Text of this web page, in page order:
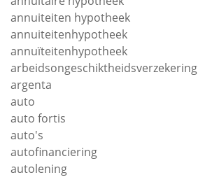
annuiteiten hypotheek
annuiteitenhypotheek
annuïteitenhypotheek
arbeidsongeschiktheidsverzekering
argenta
auto
auto fortis
auto's
autofinanciering
autolening